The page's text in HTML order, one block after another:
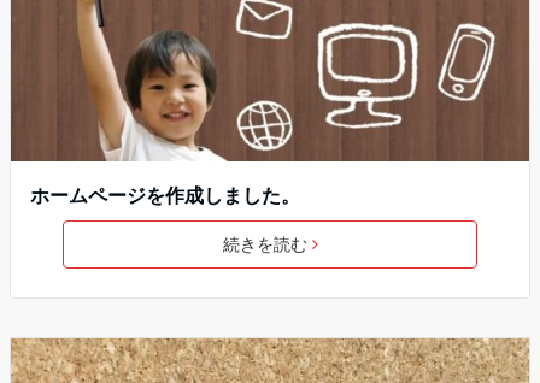
ホームページを作成しました。
続きを読む